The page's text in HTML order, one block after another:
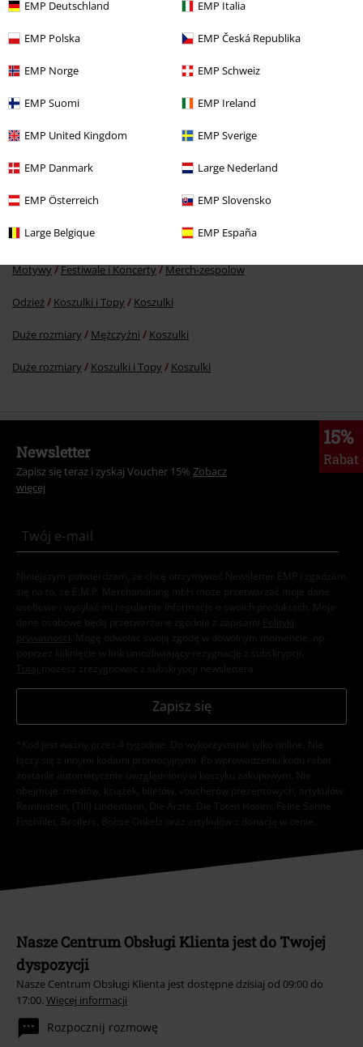
EMP Deutschland EMP Italia
EMP Polska EMP Česká Republika
EMP Norge EMP Schweiz
EMP Suomi EMP Ireland
EMP United Kingdom EMP Sverige
EMP Danmark Large Nederland
EMP Österreich EMP Slovensko
Large Belgique EMP España
Odzież & akcesoria Koszulki
Motywy Festiwale i Koncerty Merch-zespolow
Odzież Koszulki i Topy Koszulki
Duże rozmiary Mężczyźni Koszulki
Duże rozmiary Koszulki i Topy Koszulki
15%
Rabat
Newsletter
Zapisz się teraz i zyskaj Voucher 15% Zobacz
więcej
Niniejszym potwierdzam, że chcę otrzymywać Newsletter EMP i zgadzam
się na to, że E.M.P. Merchandising mbH może przetwarzać moje dane
osobowe i wysyłać mi regularnie informacje o swoich produktach. Moje
dane osobowe będą przetwarzane zgodnie z zapisami
Polityki
prywatności . Mogę odwołać swoją zgodę w dowolnym momencie, np.
poprzez kliknięcie w link umożliwiający rezygnację z subskrypcji.
Tutaj możesz zrezygnować z subskrypcji newslettera.
Zapisz się
*Kod jest ważny przez 4 tygodnie. Do wykorzystania tylko online. NIe
łączy się z innymi kodami promocyjnymi. Po wprowadzeniu kodu rabat
zostanie automatycznie uwzględniony w koszyku zakupowym. Nie
obejmuje: mediów, książek, biletów, voucherów prezentowych, artykułów:
Rammstein, (Till) Lindemann, Die Ärzte, Die Toten Hosen, Feine Sahne
Fischfilet, Broilers, Böhse Onkelz oraz artykułów z donacją w cenie.
Nasze Centrum Obsługi Klienta jest do Twojej
dyspozycji
Nasze Centrum Obsługi Klienta jest dostępne dzisiaj od 09:00 do
17:00. Więcej informacji
Rozpocznij rozmowę